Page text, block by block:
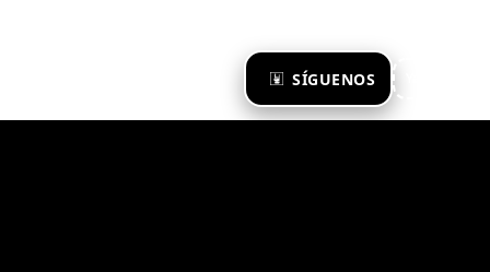
SÍGUENOS